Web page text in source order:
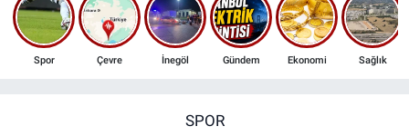
Spor Çevre İnegöl Gündem Ekonomi Sağlık
SPOR
3.SAYFA
Trafik Durumu